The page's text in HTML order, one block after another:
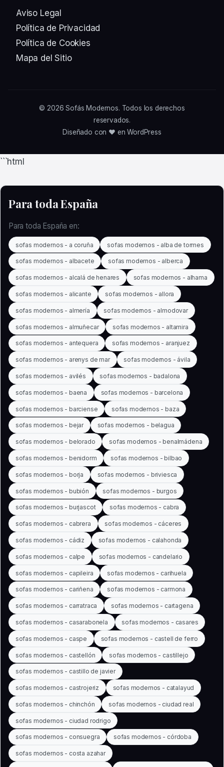
Aviso Legal
Política de Privacidad
Política de Cookies
Mapa del Sitio
© 2026Sofás Modernos. Todos los derechos
reservados.
Diseñado con ❤️ en WordPress
```html
Para toda España
Para toda España en:
sofas modernos - a coruña sofas modernos - alba de tormes
sofas modernos - albacete sofas modernos - alberca
sofas modernos - alcalá de henares sofas modernos - alhama
sofas modernos - alicante sofas modernos - allora
sofas modernos - almería sofas modernos - almodovar
sofas modernos - almuñecar sofas modernos - altamira
sofas modernos - antequera sofas modernos - aranjuez
sofas modernos - arenys de mar sofas modernos - ávila
sofas modernos - avilés sofas modernos - badalona
sofas modernos - baena sofas modernos - barcelona
sofas modernos - barciense sofas modernos - baza
sofas modernos - bejar sofas modernos - belagua
sofas modernos - belorado sofas modernos - benalmádena
sofas modernos - benidorm sofas modernos - bilbao
sofas modernos - borja sofas modernos - briviesca
sofas modernos - bubión sofas modernos - burgos
sofas modernos - burjascot sofas modernos - cabra
sofas modernos - cabrera sofas modernos - cáceres
sofas modernos - cádiz sofas modernos - calahonda
sofas modernos - calpe sofas modernos - candelario
sofas modernos - capileira sofas modernos - carihuela
sofas modernos - cariñena sofas modernos - carmona
sofas modernos - carratraca sofas modernos - cartagena
sofas modernos - casarabonela sofas modernos - casares
sofas modernos - caspe sofas modernos - castell de ferro
sofas modernos - castellón sofas modernos - castillejo
sofas modernos - castillo de javier
sofas modernos - castrojeriz sofas modernos - catalayud
sofas modernos - chinchón sofas modernos - ciudad real
sofas modernos - ciudad rodrigo
sofas modernos - consuegra sofas modernos - córdoba
sofas modernos - costa azahar